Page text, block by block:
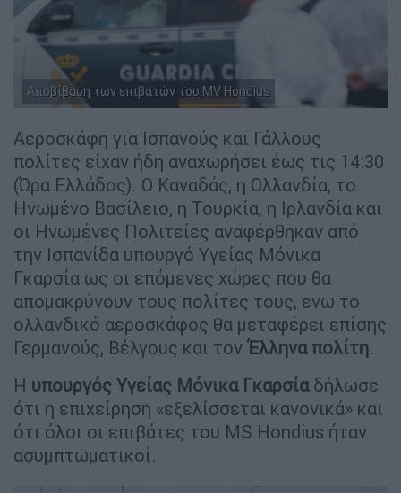
Αποβίβαση των επιβατών του MV Hondius
Αεροσκάφη για Ισπανούς και Γάλλους
πολίτες είχαν ήδη αναχωρήσει έως τις 14:30
(Ώρα Ελλάδος). Ο Καναδάς, η Ολλανδία, το
Ηνωμένο Βασίλειο, η Τουρκία, η Ιρλανδία και
οι Ηνωμένες Πολιτείες αναφέρθηκαν από
την Ισπανίδα υπουργό Υγείας Μόνικα
Γκαρσία ως οι επόμενες χώρες που θα
απομακρύνουν τους πολίτες τους, ενώ το
ολλανδικό αεροσκάφος θα μεταφέρει επίσης
Γερμανούς, Βέλγους και τον Έλληνα πολίτη.
Η υπουργός Υγείας Μόνικα Γκαρσίαδήλωσε
ότι η επιχείρηση «εξελίσσεται κανονικά» και
ότι όλοι οι επιβάτες του MS Hondius ήταν
ασυμπτωματικοί.